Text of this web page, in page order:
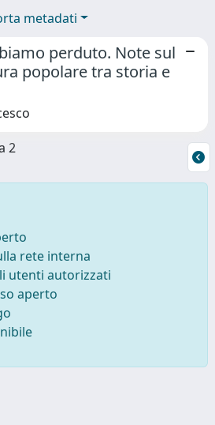
metadati
perduto. Note sul
popolare tra storia e
2
rete interna
utenti autorizzati
aperto